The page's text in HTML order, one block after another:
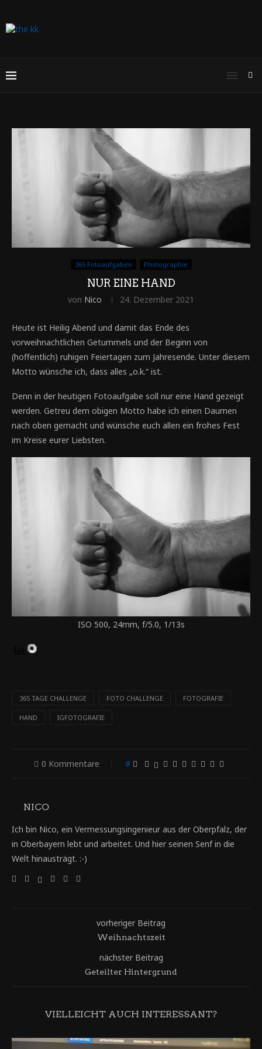
365 Fotoaufgaben Photographie
NUR EINE HAND
von Nico 24. Dezember 2021
Heute ist Heilig Abend und damit das Ende des
vorweihnachtlichen Getummels und der Beginn von
(hoffentlich) ruhigen Feiertagen zum Jahresende. Unter diesem
Motto wünsche ich, dass alles „o.k.“ ist.
Denn in der heutigen Fotoaufgabe soll nur eine Hand gezeigt
werden. Getreu dem obigen Motto habe ich einen Daumen
nach oben gemacht und wünsche euch allen ein frohes Fest
im Kreise eurer Liebsten.
ISO 500, 24mm, f/5.0, 1/13s
365 TAGE CHALLENGE FOTO CHALLENGE FOTOGRAFIE
HAND IGFOTOGRAFIE
0 Kommentare 0
NICO
Ich bin Nico, ein Vermessungsingenieur aus der Oberpfalz, der
in Oberbayern lebt und arbeitet. Und hier seinen Senf in die
Welt hinausträgt. :-)
vorheriger Beitrag
Weihnachtszeit
nächster Beitrag
Geteilter Hintergrund
VIELLEICHT AUCH INTERESSANT?